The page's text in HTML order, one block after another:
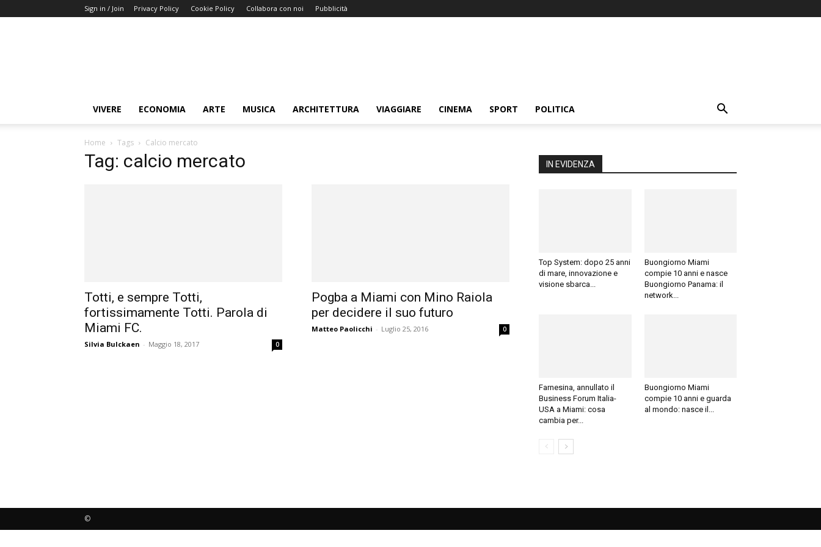
Sign in / Join Privacy Policy Cookie Policy Collabora con noi Pubblicità
VIVERE ECONOMIA ARTE MUSICA ARCHITETTURA VIAGGIARE CINEMA SPORT POLITICA
Home Tags Calcio mercato
Tag: calcio mercato
Totti, e sempre Totti,
fortissimamente Totti. Parola di
Miami FC.
Silvia Bulckaen - Maggio 18, 2017 0
Pogba a Miami con Mino Raiola
per decidere il suo futuro
Matteo Paolicchi - Luglio 25, 2016 0
IN EVIDENZA
Top System: dopo 25 anni
di mare, innovazione e
visione sbarca...
Buongiorno Miami
compie 10 anni e nasce
Buongiorno Panama: il
network...
Farnesina, annullato il
Business Forum Italia-
USA a Miami: cosa
cambia per...
Buongiorno Miami
compie 10 anni e guarda
al mondo: nasce il...
©